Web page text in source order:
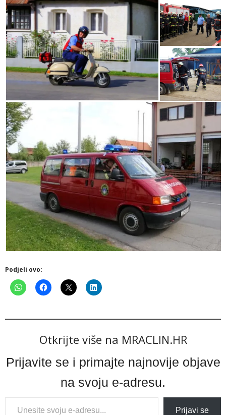
Podjeli ovo:
Otkrijte više na MRACLIN.HR
Prijavite se i primajte najnovije objave
na svoju e-adresu.
Type
Prijavi se